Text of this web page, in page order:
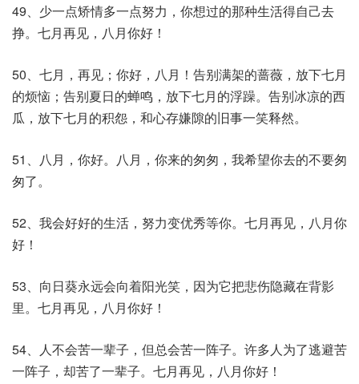
49、少一点矫情多一点努力，你想过的那种生活得自己去
挣。七月再见，八月你好！
50、七月，再见；你好，八月！告别满架的蔷薇，放下七月
的烦恼；告别夏日的蝉鸣，放下七月的浮躁。告别冰凉的西
瓜，放下七月的积怨，和心存嫌隙的旧事一笑释然。
51、八月，你好。八月，你来的匆匆，我希望你去的不要匆
匆了。
52、我会好好的生活，努力变优秀等你。七月再见，八月你
好！
53、向日葵永远会向着阳光笑，因为它把悲伤隐藏在背影
里。七月再见，八月你好！
54、人不会苦一辈子，但总会苦一阵子。许多人为了逃避苦
一阵子，却苦了一辈子。七月再见，八月你好！